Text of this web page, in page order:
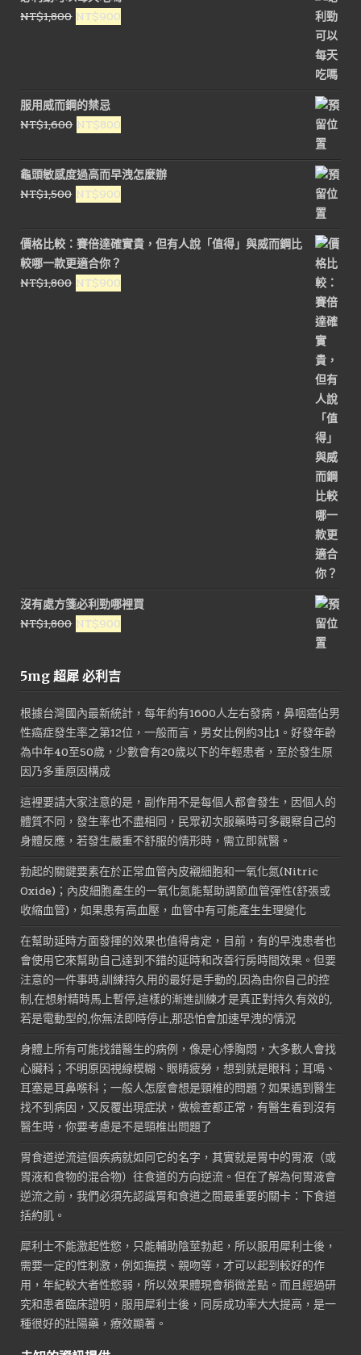
NT$1,800 原
NT$1,800。
NT$900
NT$900。
服用威而鋼的禁忌
NT$1,600 原
價
格：
NT$1,600。
NT$800
價
格：
NT$800。
龜頭敏感度過高而早洩怎麼辦
NT$1,500 原
價
格：
NT$1,500。
NT$900
價
格：
NT$900。
價格比較：賽倍達確實貴，但有人說「值得」與威而鋼比
較哪一款更適合你？
NT$1,800 原
NT$900
沒有處方箋必利勁哪裡買
NT$1,800 原
格：
NT$900
5mg 超犀 必利吉
根據台灣國內最新統計，每年約有1600人左右發病，鼻咽癌佔男
性癌症發生率之第12位，一般而言，男女比例約3比1。好發年齡
為中年40至50歲，少數會有20歲以下的年輕患者，至於發生原
因乃多重原因構成
這裡要請大家注意的是，副作用不是每個人都會發生，因個人的
體質不同，發生率也不盡相同，民眾初次服藥時可多觀察自己的
身體反應，若發生嚴重不舒服的情形時，需立即就醫。
勃起的關鍵要素在於正常血管內皮襯細胞和一氧化氮(Nitric
Oxide)；內皮細胞產生的一氧化氮能幫助調節血管彈性(舒張或
收縮血管)，如果患有高血壓，血管中有可能產生生理變化
在幫助延時方面發揮的效果也值得肯定，目前，有的早洩患者也
會使用它來幫助自己達到不錯的延時和改善行房時間效果。但要
注意的一件事時,訓練持久用的最好是手動的,因為由你自己的控
制,在想射精時馬上暫停,這樣的漸進訓練才是真正對持久有效的,
若是電動型的,你無法即時停止,那恐怕會加速早洩的情況
身體上所有可能找錯醫生的病例，像是心悸胸悶，大多數人會找
心臟科；不明原因視線模糊、眼睛疲勞，想到就是眼科；耳鳴、
耳塞是耳鼻喉科；一般人怎麼會想是頸椎的問題？如果遇到醫生
找不到病因，又反覆出現症狀，做檢查都正常，有醫生看到沒有
醫生時，你要考慮是不是頸椎出問題了
胃食道逆流這個疾病就如同它的名字，其實就是胃中的胃液（或
胃液和食物的混合物）往食道的方向逆流。但在了解為何胃液會
逆流之前，我們必須先認識胃和食道之間最重要的關卡：下食道
括約肌。
犀利士不能激起性慾，只能輔助陰莖勃起，所以服用犀利士後，
需要一定的性刺激，例如撫摸、親吻等，才可以起到較好的作
用，年紀較大者性慾弱，所以效果體現會稍微差點。而且經過研
究和患者臨床證明，服用犀利士後，同房成功率大大提高，是一
種很好的壯陽藥，療效顯著。